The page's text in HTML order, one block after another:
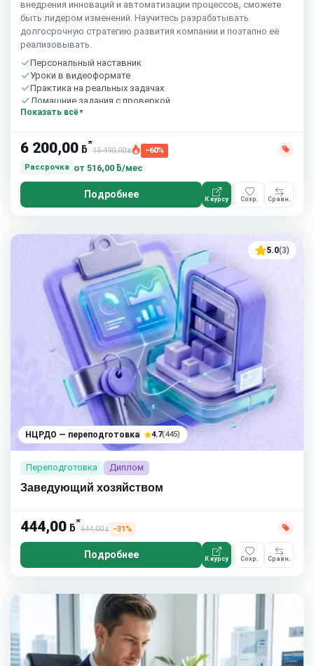
внедрения инноваций и автоматизации процессов, сможете
быть лидером изменений. Научитесь разрабатывать
долгосрочную стратегию развития компании и поэтапно её
реализовывать.
Персональный наставник
Уроки в видеоформате
Практика на реальных задачах
Домашние задания с проверкой
Бесплатный пробный урок
Показать всё
6 200,00 ƃ*
15 490,00ƃ
−60%
Рассрочка
от 516,00 ƃ/мес
Подробнее К курсу Сохр. Сравн.
5.0(3)
НЦРДО — переподготовка 4.7(445)
Переподготовка Диплом
Заведующий хозяйством
444,00 ƃ*
644,00ƃ −31%
Подробнее К курсу Сохр. Сравн.